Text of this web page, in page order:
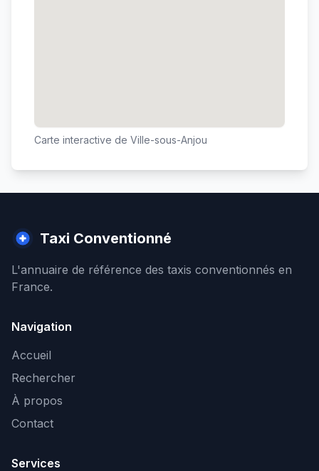
Carte interactive de Ville-sous-Anjou
Taxi Conventionné
L'annuaire de référence des taxis conventionnés en
France.
Navigation
Accueil
Rechercher
À propos
Contact
Services